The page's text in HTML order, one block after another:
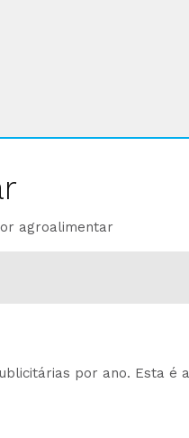
agroalimentar
por ano. Esta é